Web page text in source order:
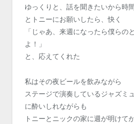
ゆっくりと、話を聞きたいから時
とトニーにお願いしたら、快く
「じゃあ、来週になったら僕らの
よ！」
と、応えてくれた
私はその夜ビールを飲みながら
ステージで演奏しているジャズミ
に酔いしれながらも
トニーとニックの家に週が明けて